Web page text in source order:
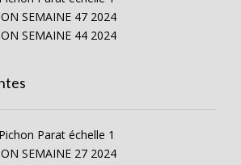
SEMAINE 47 2024
SEMAINE 44 2024
Parat échelle 1
SEMAINE 27 2024